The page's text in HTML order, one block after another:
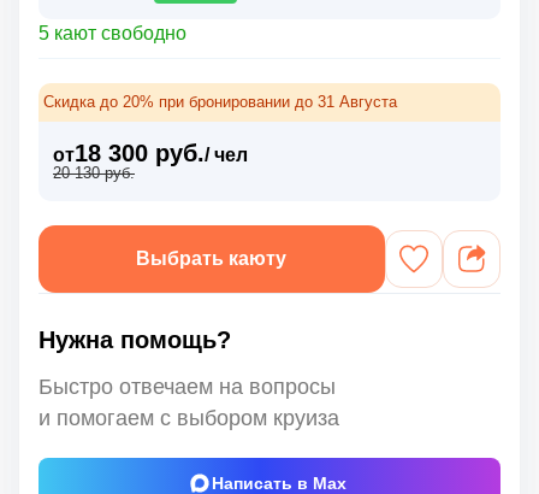
5 кают свободно
Скидка до 20% при бронировании до 31 Августа
от18 300 руб./ чел
20 130 руб.
Выбрать каюту
Нужна помощь?
Быстро отвечаем на вопросы
и помогаем с выбором круиза
Написать в Max